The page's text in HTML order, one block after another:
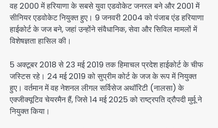
वह 2000 में हरियाणा के सबसे युवा एडवोकेट जनरल बने और 2001 में
सीनियर एडवोकेट नियुक्त हुए। 9 जनवरी 2004 को पंजाब एंड हरियाणा
हाईकोर्ट के जज बने, जहां उन्होंने संवैधानिक, सेवा और सिविल मामलों में
विशेषज्ञता हासिल की।
5 अक्टूबर 2018 से 23 मई 2019 तक हिमाचल प्रदेश हाईकोर्ट के चीफ
जस्टिस रहे। 24 मई 2019 को सुप्रीम कोर्ट के जज के रूप में नियुक्त
हुए। वर्तमान में वह नेशनल लीगल सर्विसेज अथॉरिटी (नालसा) के
एक्जीक्यूटिव चेयरमैन हैं, जिसे 14 मई 2025 को राष्ट्रपति द्रौपदी मुर्मू ने
नियुक्त किया।